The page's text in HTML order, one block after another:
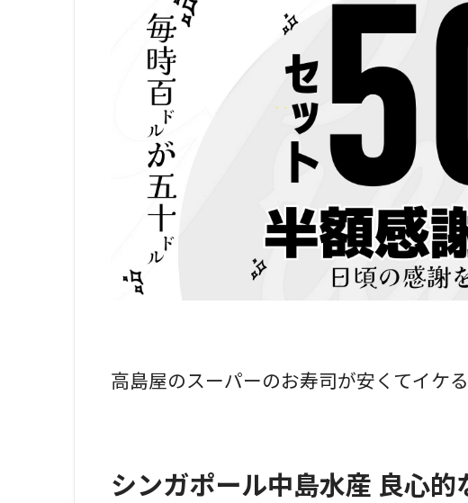
高島屋のスーパーのお寿司が安くてイケる
シンガポール中島水産 良心